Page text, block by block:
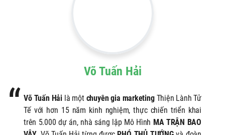
Võ Tuấn Hải
Võ Tuấn Hảilà một chuyên gia marketingThiện Lành Tử
Tế với hơn 15 năm kinh nghiệm, thực chiến triển khai
trên 5.000 dự án, nhà sáng lập Mô Hình MA TRẬN BAO